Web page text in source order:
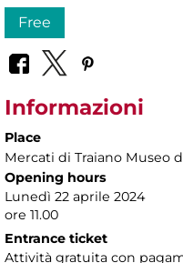
Free
Informazioni
Place
Mercati di Traiano Museo
Opening hours
Lunedì 22 aprile 2024
ore 11.00
Entrance ticket
Attività gratuita con